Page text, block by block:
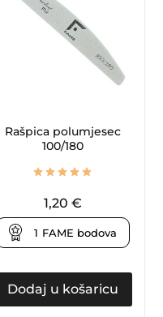
Rašpica polumjesec
100/180
1,20€
1 FAME bodova
Dodaj u košaricu